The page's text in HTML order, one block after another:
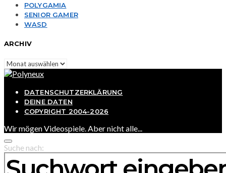
POLYGAMIA
SENIOR GAMER
WASD
ARCHIV
Archiv
DATENSCHUTZERKLÄRUNG
DEINE DATEN
COPYRIGHT 2004-2026
Wir mögen Videospiele. Aber nicht alle...
Suche nach: